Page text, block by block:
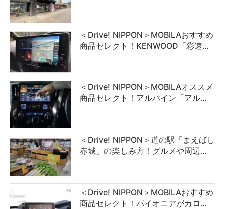
＜Drive! NIPPON＞MOBILAおすすめ
商品セレクト！KENWOOD「彩速…
＜Drive! NIPPON＞MOBILAオススメ
商品セレクト！アルパイン「アル…
＜Drive! NIPPON＞道の駅「まえばし
赤城」の楽しみ方！グルメや周辺…
＜Drive! NIPPON＞MOBILAおすすめ
商品セレクト！パイオニアがカロ…